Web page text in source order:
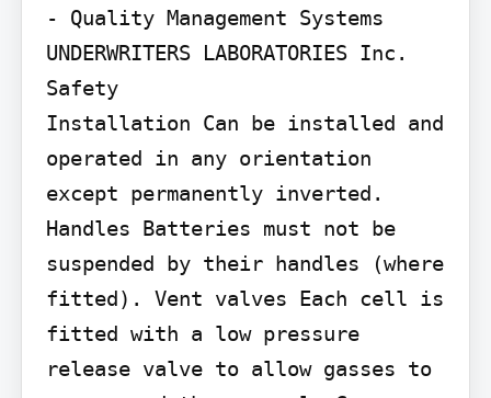
- Quality Management Systems
UNDERWRITERS LABORATORIES Inc.
Safety
Installation Can be installed and
operated in any orientation
except permanently inverted.
Handles Batteries must not be
suspended by their handles (where
fitted). Vent valves Each cell is
fitted with a low pressure
release valve to allow gasses to